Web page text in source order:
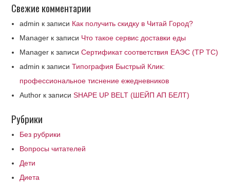
Свежие комментарии
admin к записи Как получить скидку в Читай Город?
Manager к записи Что такое сервис доставки еды
Manager к записиСертификат соответствия ЕАЭС (ТР ТС)
admin к записиТипография Быстрый Клик:
профессиональное тиснение ежедневников
Author к записиSHAPE UP BELT (ШЕЙП АП БЕЛТ)
Рубрики
Без рубрики
Вопросы читателей
Дети
Диета